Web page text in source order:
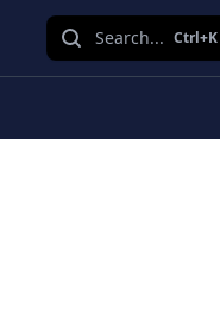
Search... Ctrl+K